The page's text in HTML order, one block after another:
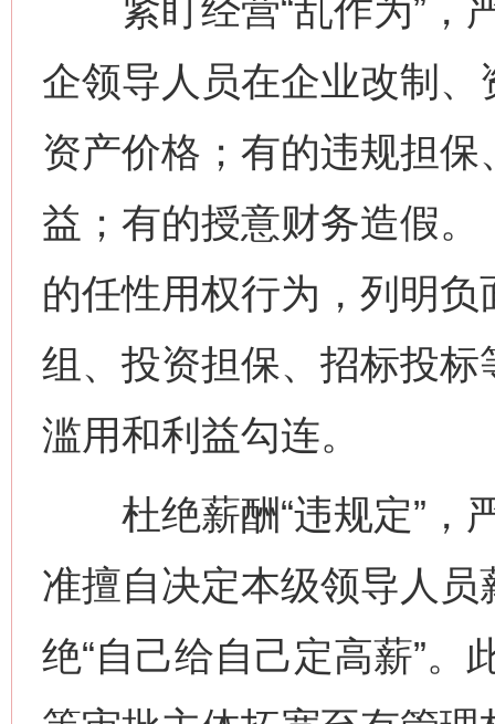
紧盯经营“乱作为”，
企领导人员在企业改制
资产价格；有的违规担
益；有的授意财务造假
的任性用权行为，列明
组、投资担保、招标投
滥用和利益勾连。
杜绝薪酬“违规定”，
准擅自决定本级领导人
绝“自己给自己定高薪”。